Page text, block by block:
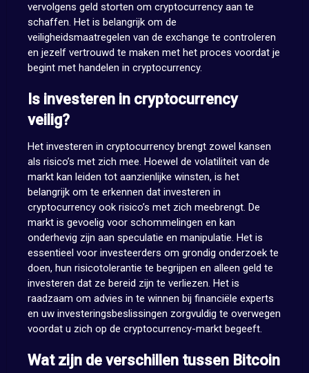
vervolgens geld storten om cryptocurrency aan te
schaffen. Het is belangrijk om de
veiligheidsmaatregelen van de exchange te controleren
en jezelf vertrouwd te maken met het proces voordat je
begint met handelen in cryptocurrency.
Is investeren in cryptocurrency
veilig?
Het investeren in cryptocurrency brengt zowel kansen
als risico’s met zich mee. Hoewel de volatiliteit van de
markt kan leiden tot aanzienlijke winsten, is het
belangrijk om te erkennen dat investeren in
cryptocurrency ook risico’s met zich meebrengt. De
markt is gevoelig voor schommelingen en kan
onderhevig zijn aan speculatie en manipulatie. Het is
essentieel voor investeerders om grondig onderzoek te
doen, hun risicotolerantie te begrijpen en alleen geld te
investeren dat ze bereid zijn te verliezen. Het is
raadzaam om advies in te winnen bij financiële experts
en uw investeringsbeslissingen zorgvuldig te overwegen
voordat u zich op de cryptocurrency-markt begeeft.
Wat zijn de verschillen tussen Bitcoin